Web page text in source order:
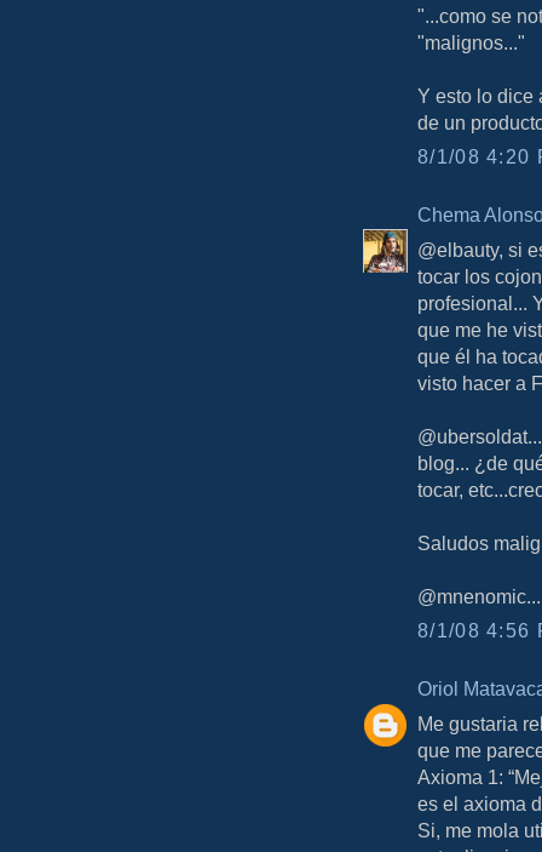
"...como se
"malignos..."
Y esto lo dice
de un
8/1/08 4:20
Chema
@elbauty, si
tocar los
profesional...
que me he
que él ha
visto hacer a
blog... ¿de
tocar,
Saludos
8/1/08 4:56
Oriol
Me gustaria
que me
Axioma 1:
es el axioma
Si, me mola